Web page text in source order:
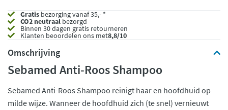
Gratis bezorging vanaf 35,- *
CO2 neutraalbezorgd
Binnen 30 dagen gratis retourneren
Klanten beoordelen ons met8,8/10
Omschrijving
Sebamed Anti-Roos Shampoo
Sebamed Anti-Roos Shampoo reinigt haar en hoofdhuid op
milde wijze. Wanneer de hoofdhuid zich (te snel) vernieuwt